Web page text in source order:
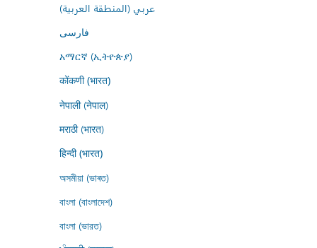
عربي (المنطقة العربية)
فارسى
አማርኛ (ኢትዮጵያ)
कोंकणी (भारत)
नेपाली (नेपाल)
मराठी (भारत)
हिन्दी (भारत)
অসমীয়া (ভাৰত)
বাংলা (বাংলাদেশ)
বাংলা (ভারত)